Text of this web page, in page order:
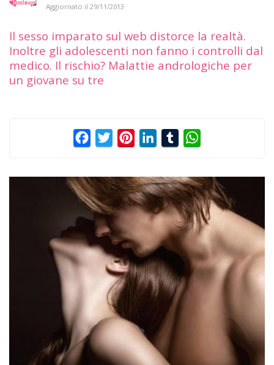
Aggiornato il 29/11/2013
Il sesso imparato sul web distorce la realtà.
Inoltre gli adolescenti non fanno i controlli dal
medico. Il rischio? Malattie andrologiche per
un giovane su tre
FacebookTwitterPinterestLinkedInTumblr